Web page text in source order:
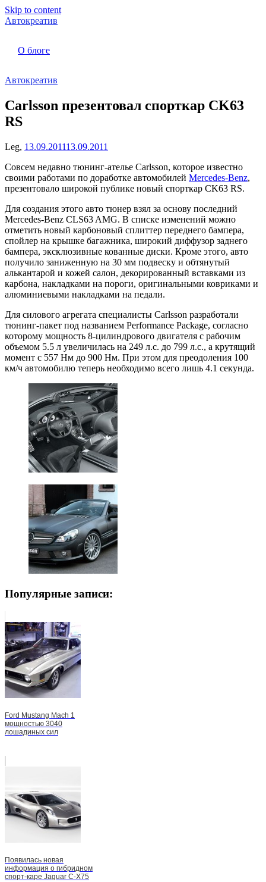
Skip to content
Автокреатив
О блоге
Автокреатив
Carlsson презентовал спорткар CK63
RS
Leg, 13.09.201113.09.2011
Совсем недавно тюнинг-ателье Carlsson, которое известно
своими работами по доработке автомобилей Mercedes-Benz,
презентовало широкой публике новый спорткар CK63 RS.
Для создания этого авто тюнер взял за основу последний
Mercedes-Benz CLS63 AMG. В списке изменений можно
отметить новый карбоновый сплиттер переднего бампера,
спойлер на крышке багажника, широкий диффузор заднего
бампера, эксклюзивные кованные диски. Кроме этого, авто
получило заниженную на 30 мм подвеску и обтянутый
алькантарой и кожей салон, декорированный вставками из
карбона, накладками на пороги, оригинальными ковриками и
алюминиевыми накладками на педали.
Для силового агрегата специалисты Carlsson разработали
тюнинг-пакет под названием Performance Package, согласно
которому мощность 8-цилиндрового двигателя с рабочим
объемом 5.5 л увеличилась на 249 л.с. до 799 л.с., а крутящий
момент с 557 Нм до 900 Нм. При этом для преодоления 100
км/ч автомобилю теперь необходимо всего лишь 4.1 секунда.
Популярные записи:
Ford Mustang Mach 1
мощностью 3040
лошадиных сил
Появилась новая
информация о гибридном
спорт-каре Jaguar C-X75